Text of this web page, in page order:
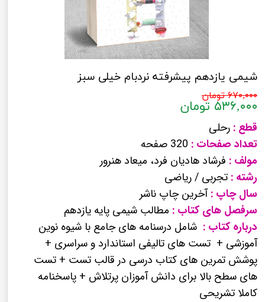
شیمی یازدهم پیشرفته نردبام خیلی سبز
۶۷۰,۰۰۰ تومان
۵۳۶,۰۰۰ تومان
قطع : رحلی
تعداد صفحات : 320 صفحه
مولف : فرشاد هادیان فرد، میعاد هنرور
رشته : تجربی / ریاضی
سال چاپ :آخرین چاپ ناشر
سرفصل های کتاب : مطالب شیمی پایه یازدهم
درباره کتاب : شامل درسنامه های جامع با شیوه نوین
آموزشی + تست های تالیفی استاندارد و سراسری +
پوشش تمرین های کتاب درسی در قالب تست + تست
های سطح بالا برای دانش آموزان پرتلاش + پاسخنامه
کاملا تشریحی